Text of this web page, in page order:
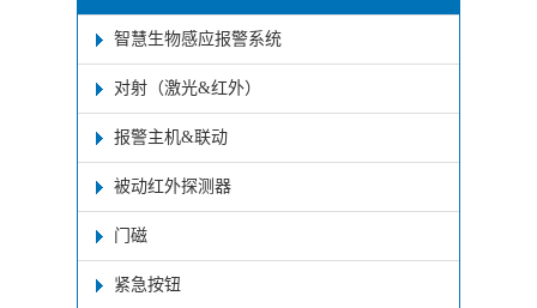
智慧生物感应报警系统
对射（激光&红外）
报警主机&联动
被动红外探测器
门磁
紧急按钮